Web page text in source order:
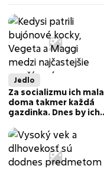
Jedlo
Za socializmu ich mala
doma takmer každá
gazdinka. Dnes by ich